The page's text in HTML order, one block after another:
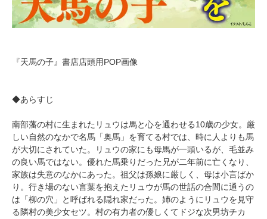
『天馬の子』書店店頭用POP画像
◆あらすじ
南部藩の村に生まれたリュウは馬と心を通わせる10歳の少女。厳
しい自然のなかで名馬「奥馬」を育てる村では、時に人よりも馬
が大切にされていた。リュウの家にも母馬が一頭いるが、毛並み
の良い馬ではない。優れた馬乗りだった兄が二年前に亡くなり、
家族は失意のなかにあった。祖父は孫娘に厳しく、母は小言ばか
り。行き場のない言葉を抱えたリュウが馬の世話の合間に通うの
は「柳の穴」と呼ばれる隠れ家だった。姉のようにリュウを見守
る隣村の美少女セツ。村の有力者の優しくてドジな次男坊チカ